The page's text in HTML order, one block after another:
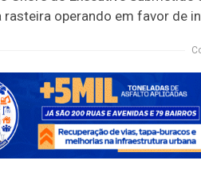
operando em favor de